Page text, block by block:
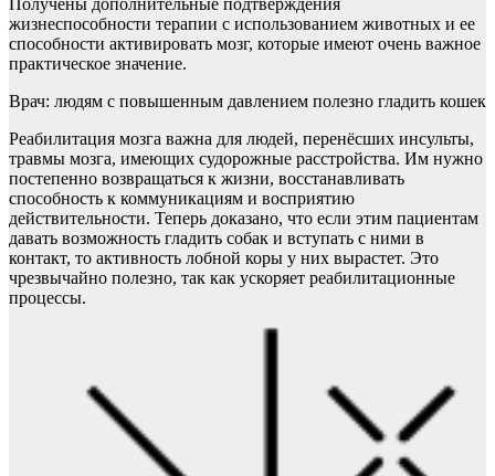
Получены дополнительные подтверждения
жизнеспособности терапии с использованием животных и ее
способности активировать мозг, которые имеют очень важное
практическое значение.
Врач: людям с повышенным давлением полезно гладить кошек
Реабилитация мозга важна для людей, перенёсших инсульты,
травмы мозга, имеющих судорожные расстройства. Им нужно
постепенно возвращаться к жизни, восстанавливать
способность к коммуникациям и восприятию
действительности. Теперь доказано, что если этим пациентам
давать возможность гладить собак и вступать с ними в
контакт, то активность лобной коры у них вырастет. Это
чрезвычайно полезно, так как ускоряет реабилитационные
процессы.